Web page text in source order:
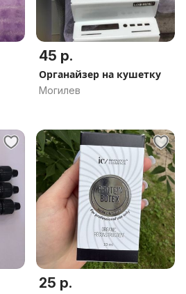
45 р.
Органайзер на кушетку
Могилев
25 р.